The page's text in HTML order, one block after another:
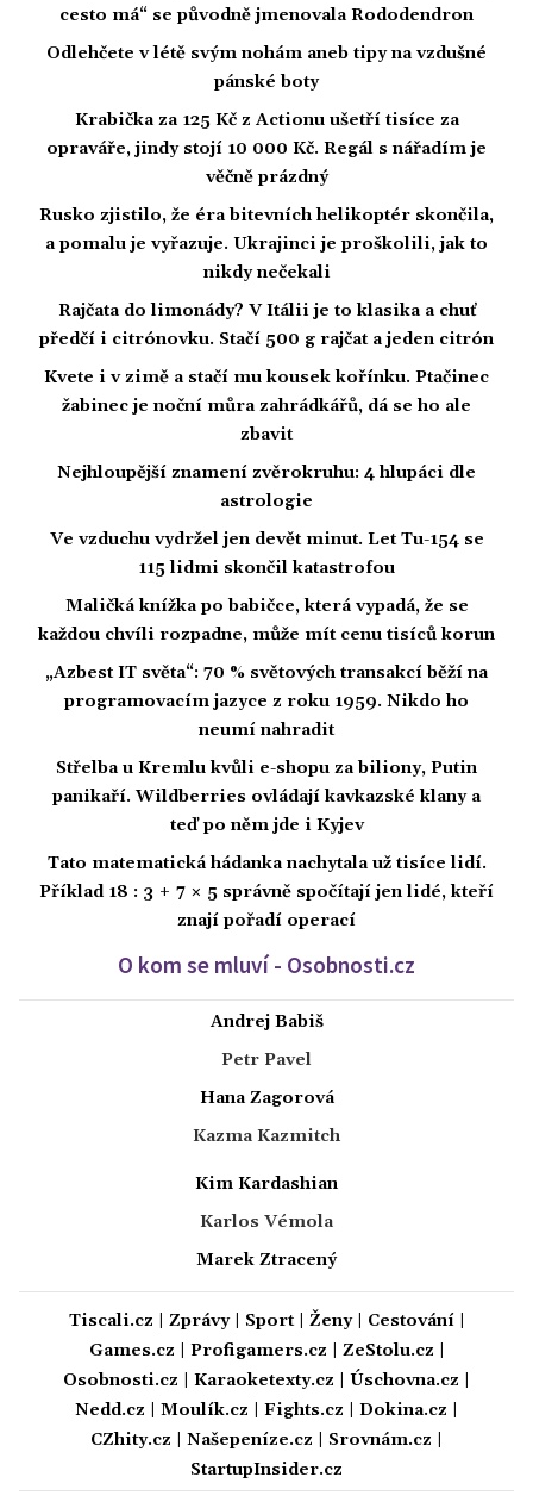
cesto má“ se původně jmenovala Rododendron
Odlehčete v létě svým nohám aneb tipy na vzdušné
pánské boty
Krabička za 125 Kč z Actionu ušetří tisíce za
opraváře, jindy stojí 10 000 Kč. Regál s nářadím je
věčně prázdný
Rusko zjistilo, že éra bitevních helikoptér skončila,
a pomalu je vyřazuje. Ukrajinci je proškolili, jak to
nikdy nečekali
Rajčata do limonády? V Itálii je to klasika a chuť
předčí i citrónovku. Stačí 500 g rajčat a jeden citrón
Kvete i v zimě a stačí mu kousek kořínku. Ptačinec
žabinec je noční můra zahrádkářů, dá se ho ale
zbavit
Nejhloupější znamení zvěrokruhu: 4 hlupáci dle
astrologie
Ve vzduchu vydržel jen devět minut. Let Tu-154 se
115 lidmi skončil katastrofou
Maličká knížka po babičce, která vypadá, že se
každou chvíli rozpadne, může mít cenu tisíců korun
„Azbest IT světa“: 70 % světových transakcí běží na
programovacím jazyce z roku 1959. Nikdo ho
neumí nahradit
Střelba u Kremlu kvůli e-shopu za biliony, Putin
panikaří. Wildberries ovládají kavkazské klany a
teď po něm jde i Kyjev
Tato matematická hádanka nachytala už tisíce lidí.
Příklad 18 : 3 + 7 × 5 správně spočítají jen lidé, kteří
znají pořadí operací
O kom se mluví - Osobnosti.cz
Andrej Babiš
Petr Pavel
Hana Zagorová
Kazma Kazmitch
Kim Kardashian
Karlos Vémola
Marek Ztracený
Tiscali.cz Zprávy| Sport| Ženy| Cestování|
Games.cz
Profigamers.cz ZeStolu.cz
Osobnosti.cz
Karaoketexty.cz Úschovna.cz
Nedd.cz
Moulík.cz Fights.cz Dokina.cz
CZhity.cz
Našepeníze.cz Srovnám.cz
StartupInsider.cz